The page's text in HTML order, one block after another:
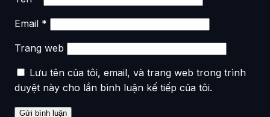
Email *
Trang web
Lưu tên của tôi, email, và trang web trong trình
duyệt này cho lần bình luận kế tiếp của tôi.